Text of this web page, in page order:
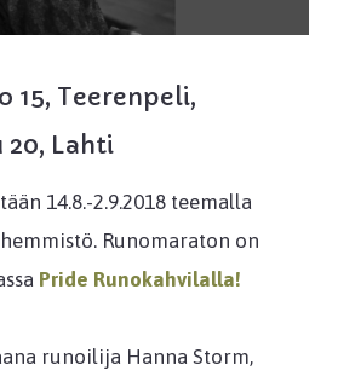
15, Teerenpeli,
20, Lahti
14.8.-2.9.2018 teemalla
Runomaraton on
Pride Runokahvilalla!
runoilija Hanna Storm,